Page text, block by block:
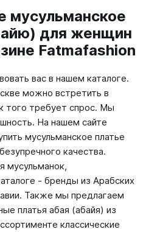
мусульманское
для женщин
Fatmafashion
вас в нашем каталоге.
можно встретить в
того требует спрос. Мы
На нашем сайте
мусульманское платье
качества.
мусульманок,
- бренды из Арабских
Также мы предлагаем
платья абая (абайя) из
классические